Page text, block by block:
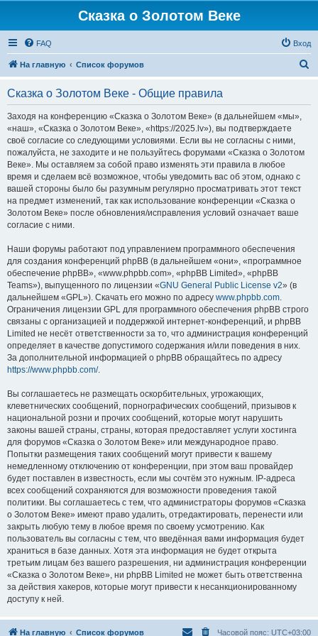
Сказка о Золотом Веке
FAQ Вход
На главную Список форумов
Сказка о Золотом Веке - Общие правила
Заходя на конференцию «Сказка о Золотом Веке» (в дальнейшем «мы»,
«наш», «Сказка о Золотом Веке», «https://2025.lv»), вы подтверждаете
своё согласие со следующими условиями. Если вы не согласны с ними,
пожалуйста, не заходите и не пользуйтесь форумами «Сказка о Золотом
Веке». Мы оставляем за собой право изменять эти правила в любое
время и сделаем всё возможное, чтобы уведомить вас об этом, однако с
вашей стороны было бы разумным регулярно просматривать этот текст
на предмет изменений, так как использование конференции «Сказка о
Золотом Веке» после обновления/исправления условий означает ваше
согласие с ними.
Наши форумы работают под управлением программного обеспечения
для создания конференций phpBB (в дальнейшем «они», «программное
обеспечение phpBB», «www.phpbb.com», «phpBB Limited», «phpBB
Teams»), выпущенного по лицензии «GNU General Public License v2» (в
дальнейшем «GPL»). Скачать его можно по адресу www.phpbb.com.
Ограничения лицензии GPL для программного обеспечения phpBB строго
связаны с организацией и поддержкой интернет-конференций, и phpBB
Limited не несёт ответственности за то, что администрация конференций
определяет в качестве допустимого содержания и/или поведения в них.
За дополнительной информацией о phpBB обращайтесь по адресу
https://www.phpbb.com/.
Вы соглашаетесь не размещать оскорбительных, угрожающих,
клеветнических сообщений, порнографических сообщений, призывов к
национальной розни и прочих сообщений, которые могут нарушить
законы вашей страны, страны, которая предоставляет услуги хостинга
для форумов «Сказка о Золотом Веке» или международное право.
Попытки размещения таких сообщений могут привести к вашему
немедленному отключению от конференции, при этом ваш провайдер
будет поставлен в известность, если мы сочтём это нужным. IP-адреса
всех сообщений сохраняются для возможности проведения такой
политики. Вы соглашаетесь с тем, что администраторы форумов «Сказка
о Золотом Веке» имеют право удалить, отредактировать, перенести или
закрыть любую тему в любое время по своему усмотрению. Как
пользователь вы согласны с тем, что введённая вами информация будет
храниться в базе данных. Хотя эта информация не будет открыта
третьим лицам без вашего разрешения, ни администрация конференции
«Сказка о Золотом Веке», ни phpBB Limited не может быть ответственна
за действия хакеров, которые могут привести к несанкционированному
доступу к ней.
На главную Список форумов Часовой пояс: UTC+03:00